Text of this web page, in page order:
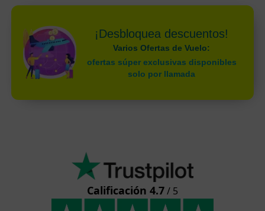
¡Desbloquea descuentos!
Varios Ofertas de Vuelo:
ofertas súper exclusivas disponibles
solo por llamada
Calificación 4.7/ 5